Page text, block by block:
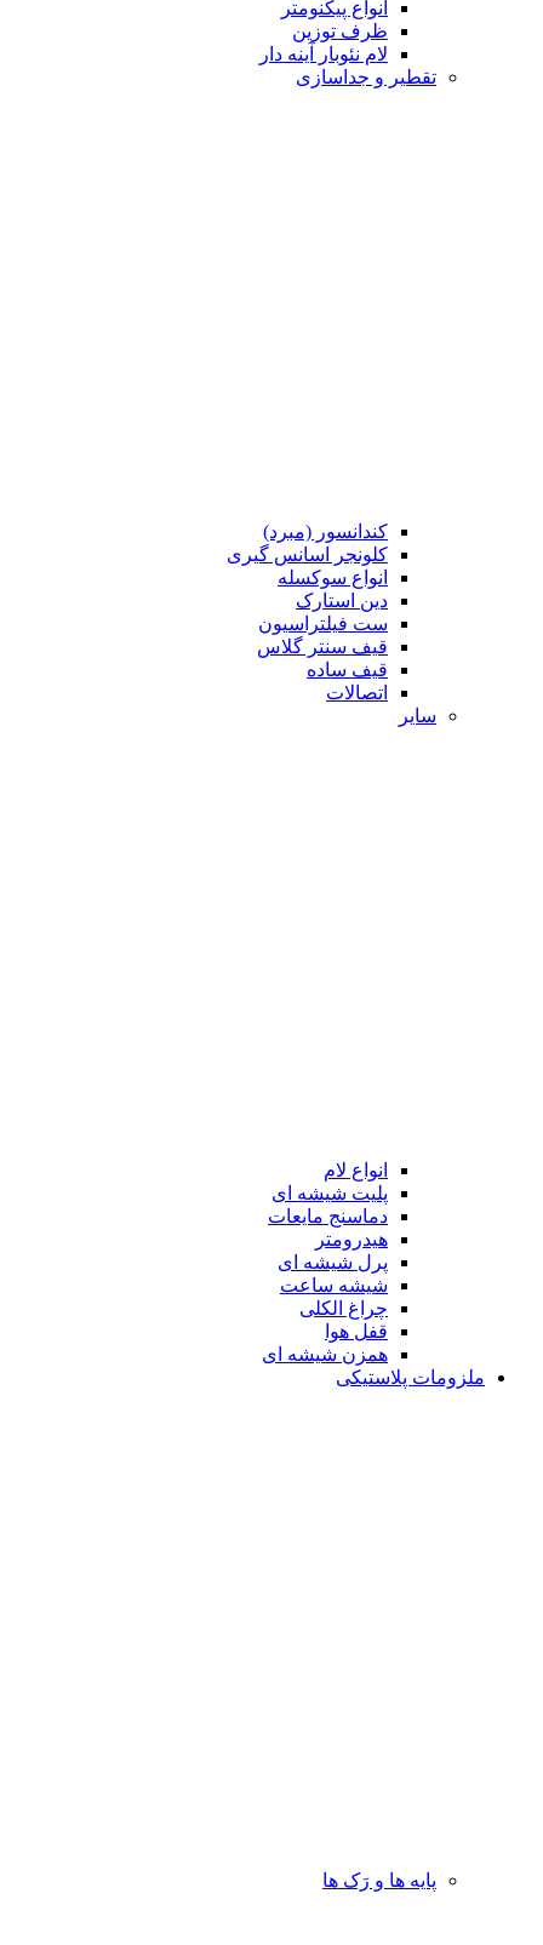
انواع پیکنومتر
ظرف توزین
لام نئوبار آینه دار
تقطیر و جداسازی
کندانسور (مبرد)
کلونجر اسانس گیری
انواع سوکسله
دین استارک
ست فیلتراسیون
قیف سنتر گلاس
قیف ساده
اتصالات
سایر
انواع لام
پلیت شیشه ای
دماسنج مایعات
هیدرومتر
پرل شیشه ای
شیشه ساعت
چراغ الکلی
قفل هوا
همزن شیشه ای
ملزومات پلاستیکی
پایه ها و رَک ها